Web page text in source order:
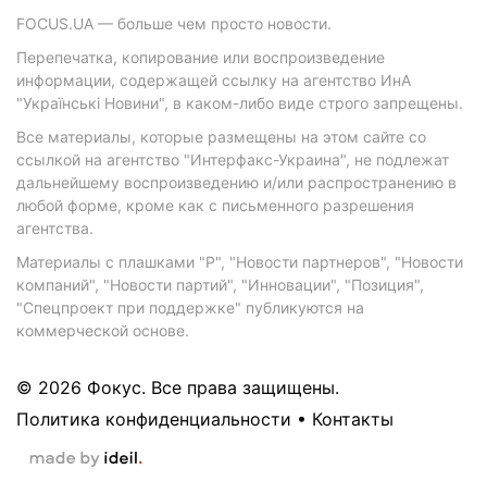
FOCUS.UA — больше чем просто новости.
Перепечатка, копирование или воспроизведение
информации, содержащей ссылку на агентство ИнА
"Українські Новини", в каком-либо виде строго запрещены.
Все материалы, которые размещены на этом сайте со
ссылкой на агентство "Интерфакс-Украина", не подлежат
дальнейшему воспроизведению и/или распространению в
любой форме, кроме как с письменного разрешения
агентства.
Материалы с плашками "Р", "Новости партнеров", "Новости
компаний", "Новости партий", "Инновации", "Позиция",
"Спецпроект при поддержке" публикуются на
коммерческой основе.
© 2026 Фокус. Все права защищены.
Политика конфиденциальности • Контакты